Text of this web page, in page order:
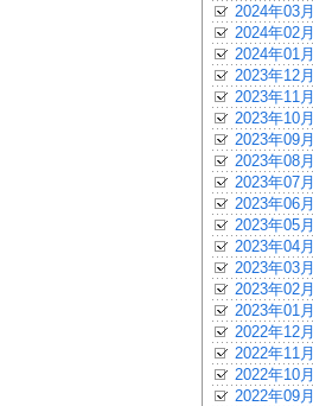
2024年03月
2024年02月
2024年01月
2023年12月
2023年11月
2023年10月
2023年09月
2023年08月
2023年07月
2023年06月
2023年05月
2023年04月
2023年03月
2023年02月
2023年01月
2022年12月
2022年11月
2022年10月
2022年09月